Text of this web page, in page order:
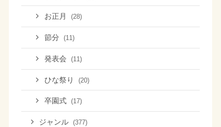
お正月 (28)
節分 (11)
発表会 (11)
ひな祭り (20)
卒園式 (17)
ジャンル (377)